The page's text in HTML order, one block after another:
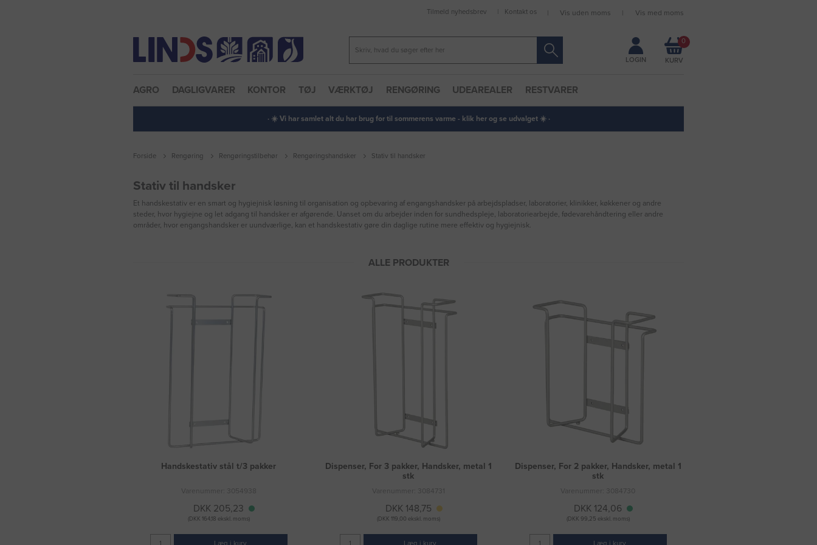
Forbliv logget ind
Tilmeld nyhedsbrev Kontakt os Vis uden moms Vis med moms
LOGIN
0
AGRO DAGLIGVARER KONTOR TØJ VÆRKTØJ RENGØRING UDEAREALER RESTVARER
· ☀️ Vi har samlet alt du har brug for til sommerens varme - klik her og se udvalget ☀️ ·
Forside Rengøring Rengøringstilbehør Rengøringshandsker Stativ til handsker
Stativ til handsker
Et handskestativ er en smart og hygiejnisk løsning til organisation og opbevaring af engangshandsker på arbejdspladser, laboratorier, klinikker, køkkener og andre
steder, hvor hygiejne og let adgang til handsker er afgørende. Uanset om du arbejder inden for sundhedspleje, laboratoriearbejde, fødevarehåndtering eller andre
områder, hvor engangshandsker er uundværlige, kan et handskestativ gøre din daglige rutine mere effektiv og hygiejnisk.
ALLE PRODUKTER
Handskestativ stål t/3 pakker
Varenummer: 3054938
DKK 205,23
(DKK 164,18 ekskl. moms)
Dispenser, For 3 pakker, Handsker, metal 1
stk
Varenummer: 3084731
DKK 148,75
(DKK 119,00 ekskl. moms)
Dispenser, For 2 pakker, Handsker, metal 1
stk
Varenummer: 3084730
DKK 124,06
(DKK 99,25 ekskl. moms)